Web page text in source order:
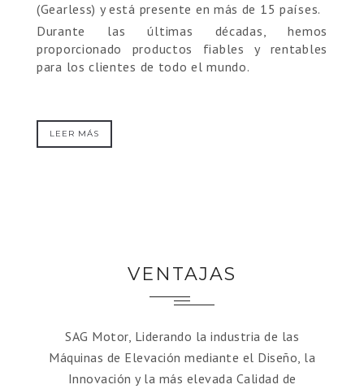
(Gearless) y está presente en más de 15 países.
Durante las últimas décadas, hemos
proporcionado productos fiables y rentables
para los clientes de todo el mundo.
LEER MÁS
VENTAJAS
SAG Motor, Liderando la industria de las
Máquinas de Elevación mediante el Diseño, la
Innovación y la más elevada Calidad de